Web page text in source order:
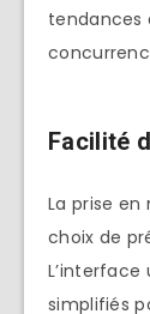
tendances
Facilité
La prise
choix de
simplifiés